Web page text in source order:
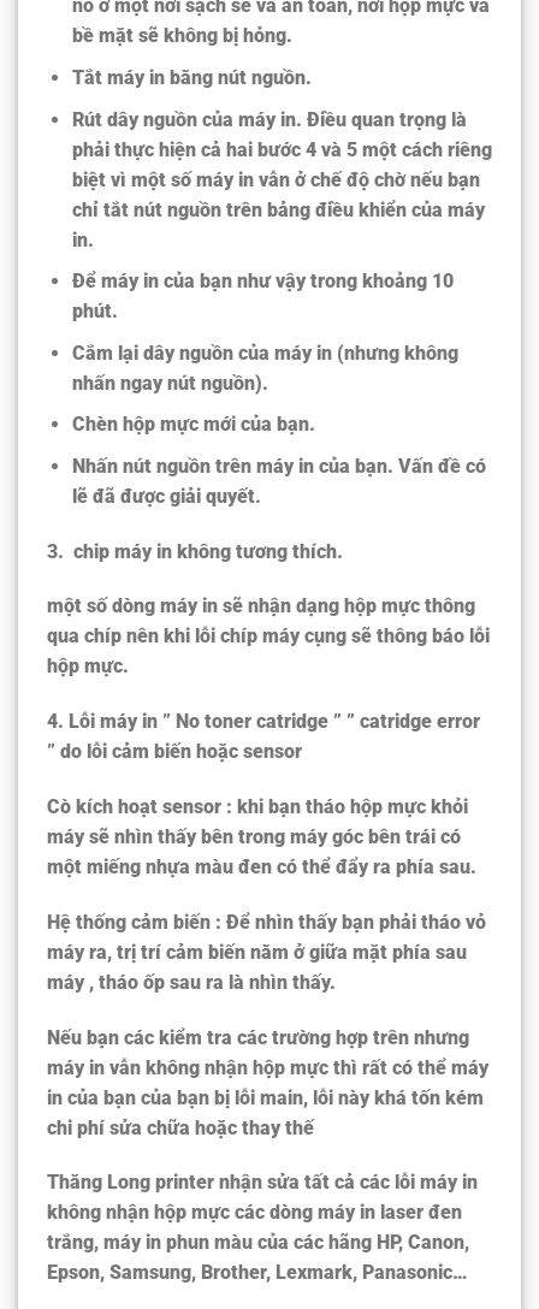
nó ở một nơi sạch sẽ và an toàn, nơi hộp mực và
bề mặt sẽ không bị hỏng.
Tắt máy in bằng nút nguồn.
Rút dây nguồn của máy in. Điều quan trọng là
phải thực hiện cả hai bước 4 và 5 một cách riêng
biệt vì một số máy in vẫn ở chế độ chờ nếu bạn
chỉ tắt nút nguồn trên bảng điều khiển của máy
in.
Để máy in của bạn như vậy trong khoảng 10
phút.
Cắm lại dây nguồn của máy in (nhưng không
nhấn ngay nút nguồn).
Chèn hộp mực mới của bạn.
Nhấn nút nguồn trên máy in của bạn. Vấn đề có
lẽ đã được giải quyết.
3. chip máy in không tương thích.
một số dòng máy in sẽ nhận dạng hộp mực thông
qua chíp nên khi lỗi chíp máy cụng sẽ thông báo lỗi
hộp mực.
4. Lỗi máy in ” No toner catridge ” ” catridge error
” do lỗi cảm biến hoặc sensor
Cò kích hoạt sensor : khi bạn tháo hộp mực khỏi
máy sẽ nhìn thấy bên trong máy góc bên trái có
một miếng nhựa màu đen có thể đẩy ra phía sau.
Hệ thống cảm biến : Để nhìn thấy bạn phải tháo vỏ
máy ra, trị trí cảm biến nằm ở giữa mặt phía sau
máy , tháo ốp sau ra là nhìn thấy.
Nếu bạn các kiểm tra các trường hợp trên nhưng
máy in vẫn không nhận hộp mực thì rất có thể máy
in của bạn của bạn bị lỗi main, lỗi này khá tốn kém
chi phí sửa chữa hoặc thay thế
Thăng Long printer nhận sửa tất cả các lỗi máy in
không nhận hộp mực các dòng máy in laser đen
trắng, máy in phun màu của các hãng HP, Canon,
Epson, Samsung, Brother, Lexmark, Panasonic…